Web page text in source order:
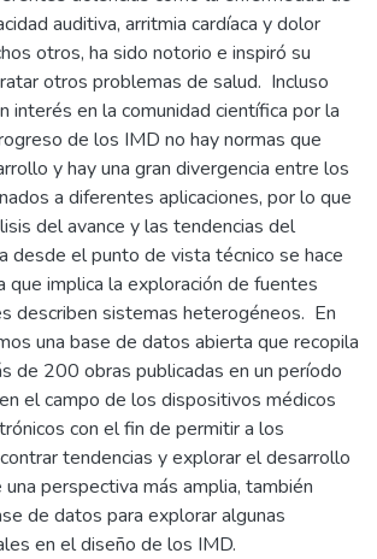
auditiva, arritmia cardíaca y dolor
otros, ha sido notorio e inspiró su
otros problemas de salud. Incluso
interés en la comunidad científica por la
de los IMD no hay normas que
y hay una gran divergencia entre los
a diferentes aplicaciones, por lo que
del avance y las tendencias del
desde el punto de vista técnico se hace
que implica la exploración de fuentes
describen sistemas heterogéneos. En
una base de datos abierta que recopila
de 200 obras publicadas en un período
el campo de los dispositivos médicos
con el fin de permitir a los
tendencias y explorar el desarrollo
perspectiva más amplia, también
de datos para explorar algunas
en el diseño de los IMD.